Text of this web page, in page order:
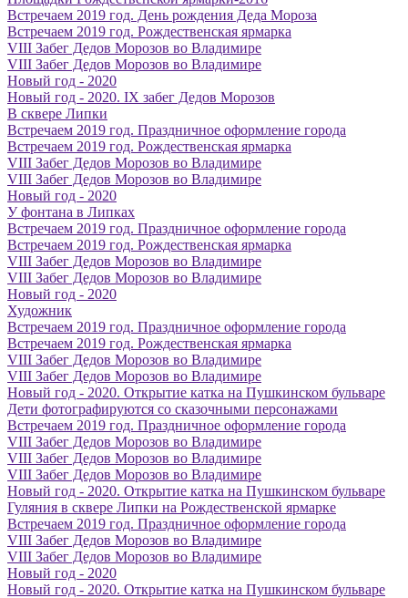
Встречаем 2019 год. День рождения Деда Мороза
Встречаем 2019 год. Рождественская ярмарка
VIII Забег Дедов Морозов во Владимире
VIII Забег Дедов Морозов во Владимире
Новый год - 2020
Новый год - 2020. IX забег Дедов Морозов
В сквере Липки
Встречаем 2019 год. Праздничное оформление города
Встречаем 2019 год. Рождественская ярмарка
VIII Забег Дедов Морозов во Владимире
VIII Забег Дедов Морозов во Владимире
Новый год - 2020
У фонтана в Липках
Встречаем 2019 год. Праздничное оформление города
Встречаем 2019 год. Рождественская ярмарка
VIII Забег Дедов Морозов во Владимире
VIII Забег Дедов Морозов во Владимире
Новый год - 2020
Художник
Встречаем 2019 год. Праздничное оформление города
Встречаем 2019 год. Рождественская ярмарка
VIII Забег Дедов Морозов во Владимире
VIII Забег Дедов Морозов во Владимире
Новый год - 2020. Открытие катка на Пушкинском бульваре
Дети фотографируются со сказочными персонажами
Встречаем 2019 год. Праздничное оформление города
VIII Забег Дедов Морозов во Владимире
VIII Забег Дедов Морозов во Владимире
VIII Забег Дедов Морозов во Владимире
Новый год - 2020. Открытие катка на Пушкинском бульваре
Гуляния в сквере Липки на Рождественской ярмарке
Встречаем 2019 год. Праздничное оформление города
VIII Забег Дедов Морозов во Владимире
VIII Забег Дедов Морозов во Владимире
Новый год - 2020
Новый год - 2020. Открытие катка на Пушкинском бульваре